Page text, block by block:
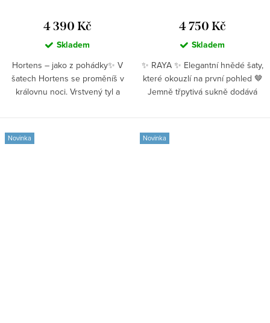
4 390 Kč
Skladem
Hortens – jako z pohádky✨ V
šatech Hortens se proměníš v
královnu noci. Vrstvený tyl a
4 750 Kč
Skladem
✨ RAYA ✨ Elegantní hnědé šaty,
které okouzlí na první pohled 🤎
Jemně třpytivá sukně dodává
Novinka Novinka